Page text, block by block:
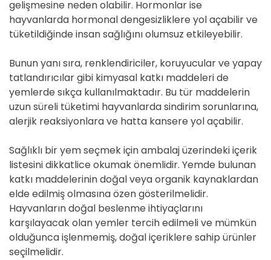
gelişmesine neden olabilir. Hormonlar ise
hayvanlarda hormonal dengesizliklere yol açabilir ve
tüketildiğinde insan sağlığını olumsuz etkileyebilir.
Bunun yanı sıra, renklendiriciler, koruyucular ve yapay
tatlandırıcılar gibi kimyasal katkı maddeleri de
yemlerde sıkça kullanılmaktadır. Bu tür maddelerin
uzun süreli tüketimi hayvanlarda sindirim sorunlarına,
alerjik reaksiyonlara ve hatta kansere yol açabilir.
Sağlıklı bir yem seçmek için ambalaj üzerindeki içerik
listesini dikkatlice okumak önemlidir. Yemde bulunan
katkı maddelerinin doğal veya organik kaynaklardan
elde edilmiş olmasına özen gösterilmelidir.
Hayvanların doğal beslenme ihtiyaçlarını
karşılayacak olan yemler tercih edilmeli ve mümkün
olduğunca işlenmemiş, doğal içeriklere sahip ürünler
seçilmelidir.